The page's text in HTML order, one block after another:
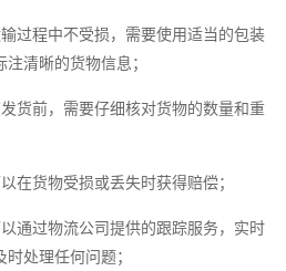
过程中不受损，需要使用适当的包装
清晰的货物信息；
货前，需要仔细核对货物的数量和重
在货物受损或丢失时获得赔偿；
通过物流公司提供的跟踪服务，实时
处理任何问题；